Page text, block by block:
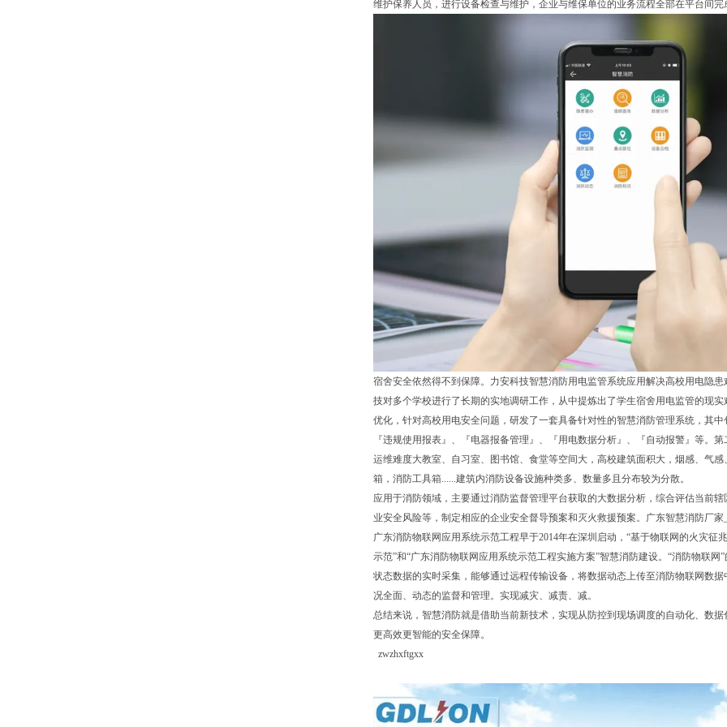
维护保养人员，进行设备检查与维护，企业与维保单位的业务流程全部在平台间完
宿舍安全依然得不到保障。力安科技智慧消防用电监管系统应用解决高校用电隐
技对多个学校进行了长期的实地调研工作，从中提炼出了学生宿舍用电监管的现
优化，针对高校用电安全问题，研发了一套具备针对性的智慧消防管理系统，其
『违规使用报表』、『电器报备管理』、『用电数据分析』、『自动报警』等。
运维难度大教室、自习室、图书馆、食堂等空间大，高校建筑面积大，烟感、气
箱，消防工具箱......建筑内消防设备设施种类多、数量多且分布较为分散。
应用于消防领域，主要通过消防监督管理平台获取的大数据分析，综合评估当前
业安全风险等，制定相应的企业安全督导预案和灭火救援预案。广东智慧消防厂
广东消防物联网应用系统示范工程早于2014年在深圳启动，“基于物联网的火灾征
示范”和“广东消防物联网应用系统示范工程实施方案”智慧消防建设。“消防物联
状态数据的实时采集，能够通过远程传输设备，将数据动态上传至消防物联网数
况全面、动态的监督和管理。实现减灾、减责、减。
总结来说，智慧消防就是借助当前新技术，实现从防控到现场调度的自动化、数
更高效更智能的安全保障。
zwzhxftgxx